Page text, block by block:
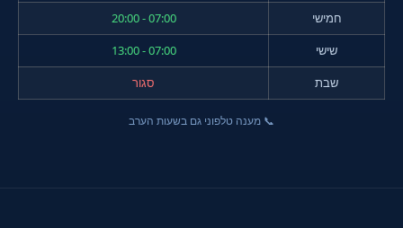
חמישי
07:00 - 20:00
שישי
07:00 - 13:00
שבת
סגור
📞 מענה טלפוני גם בשעות הערב